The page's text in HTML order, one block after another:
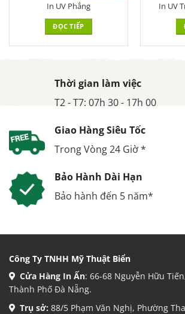
In UV Phẳng
ĐỌC TIẾP
In UV
Thời gian làm việc
T2 - T7: 07h 30 - 17h 00
Giao Hàng Siêu Tốc
Trong Vòng 24 Giờ *
Bảo Hành Dài Hạn
Bảo hành đến 5 năm*
Công Ty TNHH Mỹ Thuật Biển
Cửa Hàng In Ấn: 66-68 Nguyễn Hữu
Thành Phố Đà Nẵng.
Trụ sở: 88/5 Phạm Văn Nghị, Phường